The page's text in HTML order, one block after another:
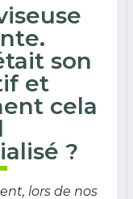
son
et
cela
?
lors de nos